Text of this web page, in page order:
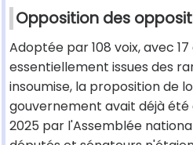
Opposition des
Adoptée par 108 voix, avec
essentiellement issues des
insoumise, la proposition de
gouvernement avait déjà
2025 par l'Assemblée